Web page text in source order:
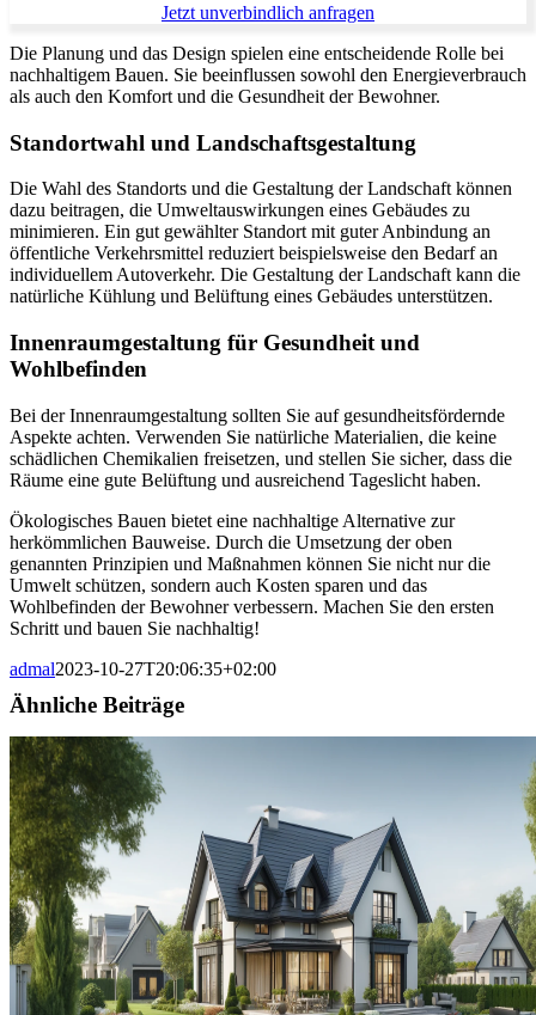
Jetzt unverbindlich anfragen
Die Planung und das Design spielen eine entscheidende Rolle bei
nachhaltigem Bauen. Sie beeinflussen sowohl den Energieverbrauch
als auch den Komfort und die Gesundheit der Bewohner.
Standortwahl und Landschaftsgestaltung
Die Wahl des Standorts und die Gestaltung der Landschaft können
dazu beitragen, die Umweltauswirkungen eines Gebäudes zu
minimieren. Ein gut gewählter Standort mit guter Anbindung an
öffentliche Verkehrsmittel reduziert beispielsweise den Bedarf an
individuellem Autoverkehr. Die Gestaltung der Landschaft kann die
natürliche Kühlung und Belüftung eines Gebäudes unterstützen.
Innenraumgestaltung für Gesundheit und
Wohlbefinden
Bei der Innenraumgestaltung sollten Sie auf gesundheitsfördernde
Aspekte achten. Verwenden Sie natürliche Materialien, die keine
schädlichen Chemikalien freisetzen, und stellen Sie sicher, dass die
Räume eine gute Belüftung und ausreichend Tageslicht haben.
Ökologisches Bauen bietet eine nachhaltige Alternative zur
herkömmlichen Bauweise. Durch die Umsetzung der oben
genannten Prinzipien und Maßnahmen können Sie nicht nur die
Umwelt schützen, sondern auch Kosten sparen und das
Wohlbefinden der Bewohner verbessern. Machen Sie den ersten
Schritt und bauen Sie nachhaltig!
admal2023-10-27T20:06:35+02:00
Ähnliche Beiträge